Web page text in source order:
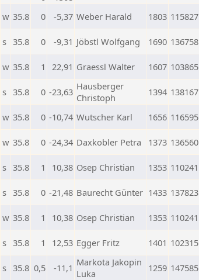
w 35.8 0 -5,37 Weber Harald 1803 115827
s 35.8 0 -9,31 Jöbstl Wolfgang 1690 136758
w 35.8 1 22,91 Graessl Walter 1607 103865
s 35.8 0 -23,63 Hausberger
Christoph
1394 138167
w 35.8 0 -10,74 Wutscher Karl 1656 116595
w 35.8 0 -24,34 Daxkobler Petra 1373 136560
s 35.8 1 10,38 Osep Christian 1353 110241
s 35.8 0 -21,48 Baurecht Günter 1433 137823
w 35.8 1 10,38 Osep Christian 1353 110241
s 35.8 1 12,53 Egger Fritz 1401 102315
s 35.8 0,5 -11,1 Markota Jakopin
Luka
1259 147585